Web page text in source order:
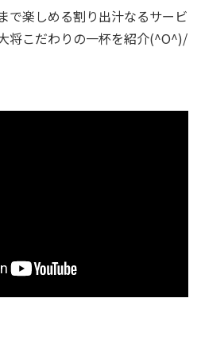
で楽しめる割り出汁なるサービ
将こだわりの一杯を紹介(^O^)/